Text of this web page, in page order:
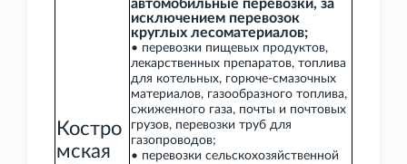
Костро
мская
автомобильные перевозки, за
исключением перевозок
круглых лесоматериалов;
• перевозки пищевых продуктов,
лекарственных препаратов, топлива
для котельных, горюче-смазочных
материалов, газообразного топлива,
сжиженного газа, почты и почтовых
грузов, перевозки труб для
газопроводов;
• перевозки сельскохозяйственной